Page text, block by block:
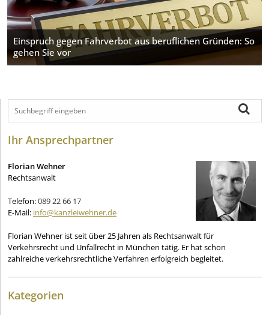
Einspruch gegen Fahrverbot aus beruflichen Gründen: So
gehen Sie vor
Ihr Ansprechpartner
Florian Wehner
Rechtsanwalt
Telefon:089 22 66 17
E-Mail: info@kanzleiwehner.de
Florian Wehner ist seit über 25 Jahren als Rechtsanwalt für
Verkehrsrecht und Unfallrecht in München tätig. Er hat schon
zahlreiche verkehrsrechtliche Verfahren erfolgreich begleitet.
Kategorien